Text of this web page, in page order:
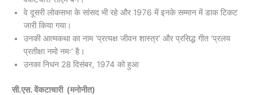
वे दूसरी लोकसभा के सांसद भी रहे और 1976 में इनके सम्मान में डाक टिकट
जारी किया गया।
उनकी आत्मकथा का नाम ‘प्रत्यक्ष जीवन शास्त्र’ और प्रसिद्ध गीत ‘प्रलय
प्रतीक्षा नमो नमः’ है।
उनका निधन 28 दिसंबर, 1974 को हुआ
सी.एस. वेंकटाचारी (मनोनीत)